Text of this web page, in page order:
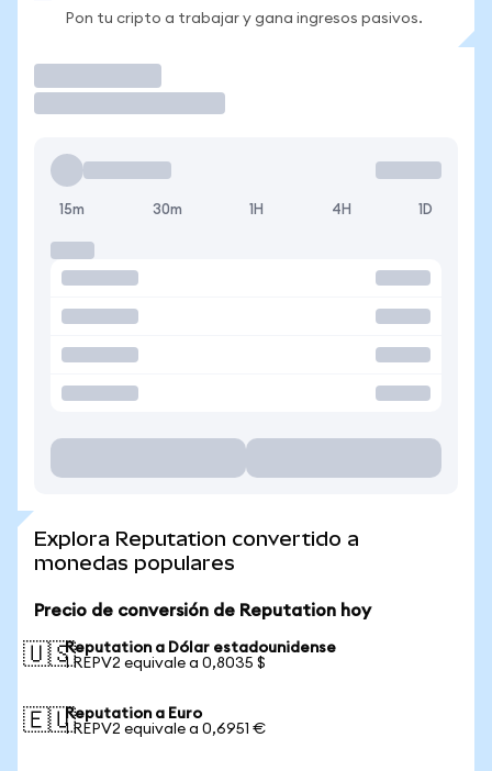
Pon tu cripto a trabajar y gana ingresos pasivos.
15m 30m 1H 4H 1D
Explora Reputation convertido a
monedas populares
Precio de conversión de Reputation hoy
🇺🇸Reputation a Dólar estadounidense
1 REPV2 equivale a 0,8035 $
🇪🇺Reputation a Euro
1 REPV2 equivale a 0,6951 €